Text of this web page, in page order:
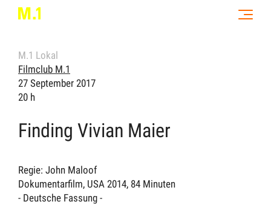
M.1 Lokal
Filmclub M.1
27 September 2017
20 h
Finding Vivian Maier
Regie: John Maloof
Dokumentarfilm, USA 2014, 84 Minuten
- Deutsche Fassung -